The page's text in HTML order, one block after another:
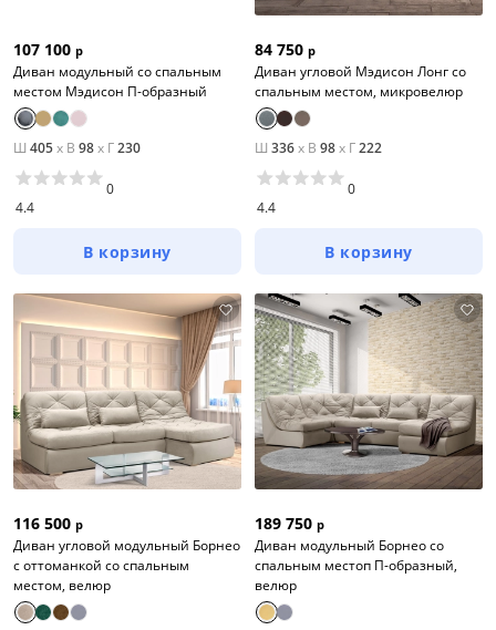
107 100 р
Диван модульный со спальным
местом Мэдисон П-образный
Ш 405x В 98x Г230
4.4
0
В корзину
84 750 р
Диван угловой Мэдисон Лонг со
спальным местом, микровелюр
Ш 336x В 98x Г222
4.4
0
В корзину
116 500 р
Диван угловой модульный Борнео
с оттоманкой со спальным
местом, велюр
189 750 р
Диван модульный Борнео со
спальным местоп П-образный,
велюр